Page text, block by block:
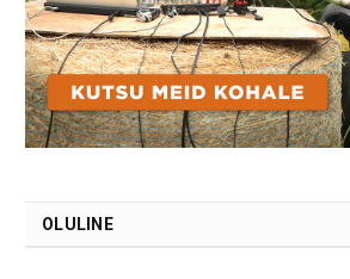
OLULINE